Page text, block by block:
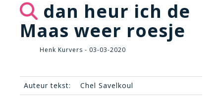
dan heur ich de
Maas weer roesje
Henk Kurvers - 03-03-2020
Auteur tekst:
Chel Savelkoul